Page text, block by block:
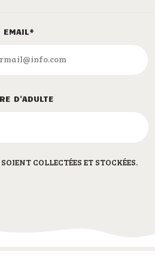
EMAIL*
D'ADULTE
COLLECTÉES ET STOCKÉES.